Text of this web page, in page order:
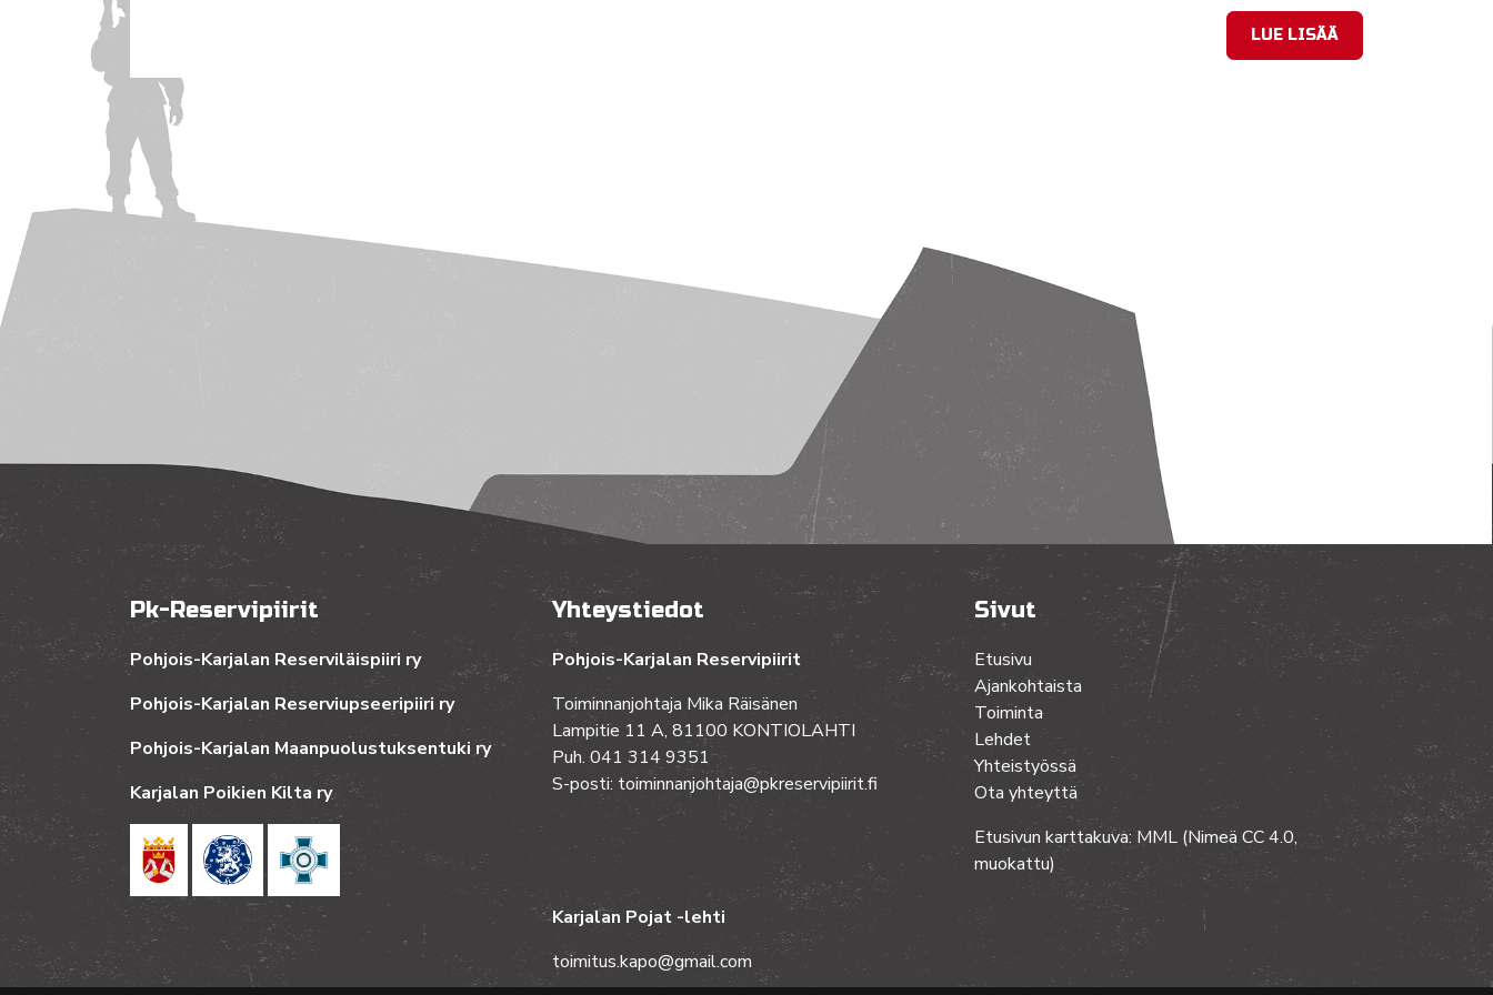
LUE LISÄÄ
Pk-Reservipiirit
Pohjois-Karjalan Reserviläispiiri ry
Pohjois-Karjalan Reserviupseeripiiri ry
Pohjois-Karjalan Maanpuolustuksentuki ry
Karjalan Poikien Kilta ry
Yhteystiedot
Pohjois-Karjalan Reservipiirit
Toiminnanjohtaja Mika Räisänen
Lampitie 11 A, 81100 KONTIOLAHTI
Puh. 041 314 9351
S-posti: toiminnanjohtaja@pkreservipiirit.fi
Karjalan Pojat -lehti
toimitus.kapo@gmail.com
Sivut
Etusivu
Ajankohtaista
Toiminta
Lehdet
Yhteistyössä
Ota yhteyttä
Etusivun karttakuva: MML (Nimeä CC 4.0,
muokattu)